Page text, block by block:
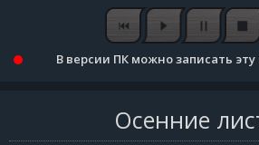
В версии ПК можно записать
Осенние